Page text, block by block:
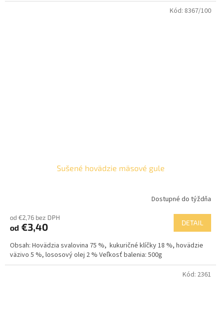
Sušené hovädzie mäsové gule
Dostupné do týždňa
od €2,76 bez DPH
od €3,40 DETAIL
Obsah: Hovädzia svalovina 75 %, kukuričné klíčky 18 %, hovädzie
väzivo 5 %, lososový olej 2 % Veľkosť balenia: 500g
Kód: 8367/100
Kód: 2361